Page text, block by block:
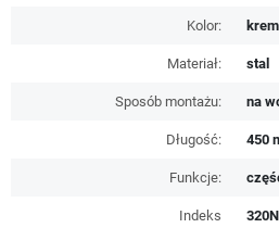
Kolor:
Materiał: stal
Sposób montażu: na
Długość: 450
Funkcje:
Indeks